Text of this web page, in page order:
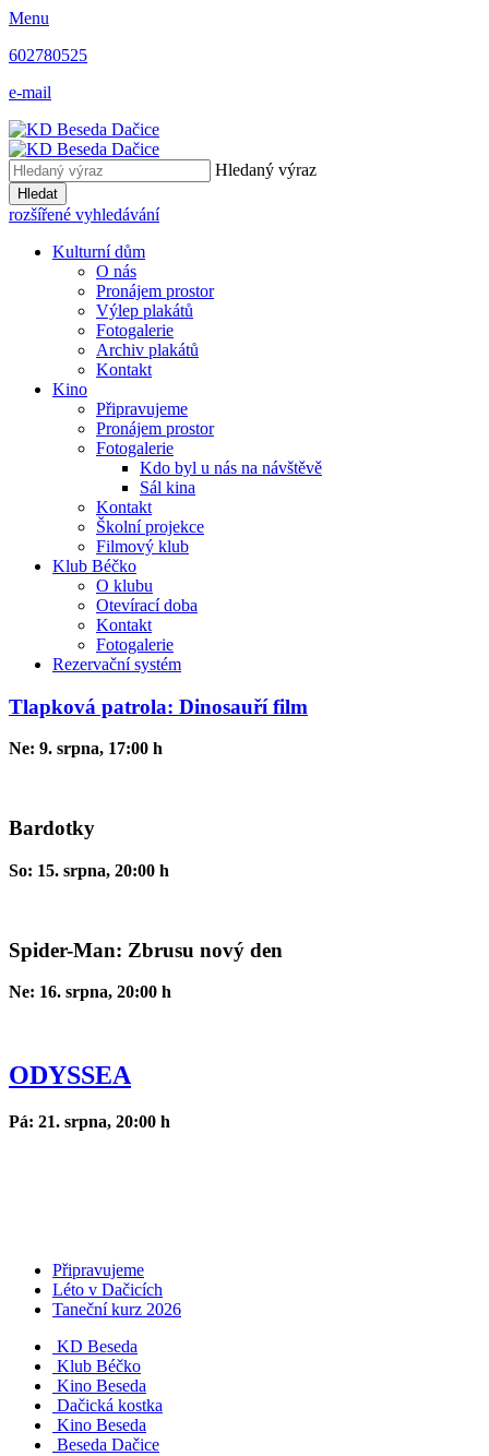
Menu
602780525
e-mail
Hledaný výraz
Hledat
rozšířené vyhledávání
Kulturní dům
O nás
Pronájem prostor
Výlep plakátů
Fotogalerie
Archiv plakátů
Kontakt
Kino
Připravujeme
Pronájem prostor
Fotogalerie
Kdo byl u nás na návštěvě
Sál kina
Kontakt
Školní projekce
Filmový klub
Klub Béčko
O klubu
Otevírací doba
Kontakt
Fotogalerie
Rezervační systém
Tlapková patrola: Dinosauří film
Ne: 9. srpna, 17:00 h
Bardotky
So: 15. srpna, 20:00 h
Spider-Man: Zbrusu nový den
Ne: 16. srpna, 20:00 h
ODYSSEA
Pá: 21. srpna, 20:00 h
Připravujeme
Léto v Dačicích
Taneční kurz 2026
KD Beseda
Klub Béčko
Kino Beseda
Dačická kostka
Kino Beseda
Beseda Dačice